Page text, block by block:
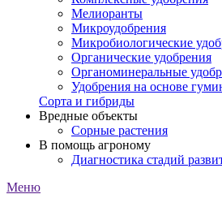
Мелиоранты
Микроудобрения
Микробиологические
Органические удобрения
Органоминеральные
Удобрения на основе
Сорта и гибриды
Вредные объекты
Сорные растения
В помощь агроному
Диагностика стадий
Меню